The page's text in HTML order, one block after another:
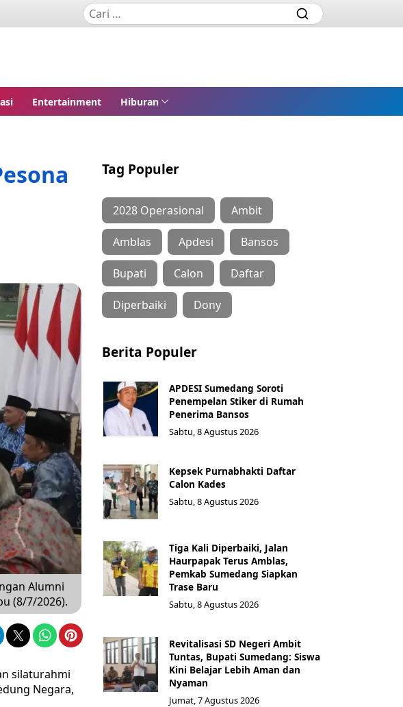
Entertainment Hiburan
Alumni
(8/7/2026).
silaturahmi
Negara,
Tag Populer
2028 Operasional Ambit
Amblas Apdesi Bansos
Bupati Calon Daftar
Diperbaiki Dony
Berita Populer
APDESI Sumedang Soroti
Penempelan Stiker di Rumah
Penerima Bansos
Sabtu, 8 Agustus 2026
Kepsek Purnabhakti Daftar
Calon Kades
Sabtu, 8 Agustus 2026
Tiga Kali Diperbaiki, Jalan
Haurpapak Terus Amblas,
Pemkab Sumedang Siapkan
Trase Baru
Sabtu, 8 Agustus 2026
Revitalisasi SD Negeri Ambit
Tuntas, Bupati Sumedang: Siswa
Kini Belajar Lebih Aman dan
Nyaman
Jumat, 7 Agustus 2026